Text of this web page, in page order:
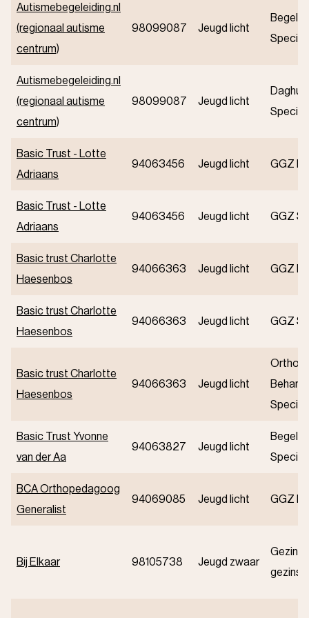
Autismebegeleiding.nl
(regionaal autisme
centrum)
98099087 Jeugd licht
Autismebegeleiding.nl
(regionaal autisme
centrum)
98099087 Jeugd licht
Daghulp
Basic Trust - Lotte
Adriaans
94063456 Jeugd licht GGZ
Basic Trust - Lotte
Adriaans
94063456 Jeugd licht GGZ
Basic trust Charlotte
Haesenbos
94066363 Jeugd licht GGZ
Basic trust Charlotte
Haesenbos
94066363 Jeugd licht GGZ
Basic trust Charlotte
Haesenbos
94066363 Jeugd licht
Basic Trust Yvonne
van der Aa
94063827 Jeugd licht
BCA Orthopedagoog
Generalist
94069085 Jeugd licht GGZ
Bij Elkaar 98105738 Jeugd zwaar